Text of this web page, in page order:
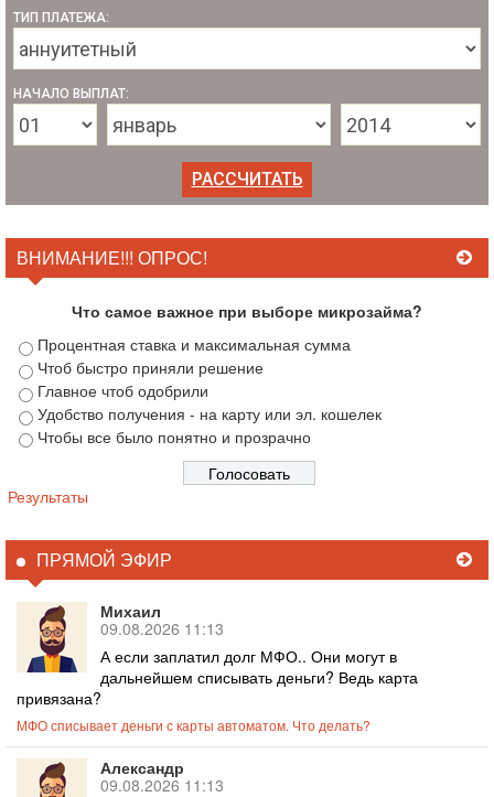
ТИП ПЛАТЕЖА:
НАЧАЛО ВЫПЛАТ:
ВНИМАНИЕ!!! ОПРОС!
Что самое важное при выборе микрозайма?
Процентная ставка и максимальная сумма
Чтоб быстро приняли решение
Главное чтоб одобрили
Удобство получения - на карту или эл. кошелек
Чтобы все было понятно и прозрачно
Результаты
ПРЯМОЙ ЭФИР
Михаил
09.08.2026 11:13
А если заплатил долг МФО.. Они могут в
дальнейшем списывать деньги? Ведь карта
привязана?
МФО списывает деньги с карты автоматом. Что делать?
Александр
09.08.2026 11:13